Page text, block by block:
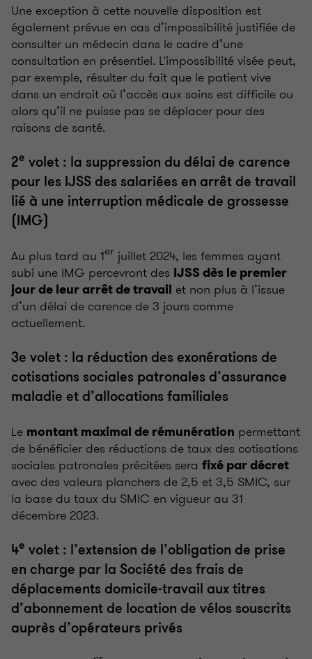
Une exception à cette nouvelle disposition est
également prévue en cas d’impossibilité justifiée de
consulter un médecin dans le cadre d’une
consultation en présentiel. L'impossibilité visée peut,
par exemple, résulter du fait que le patient vive
dans un endroit où l’accès aux soins est difficile ou
alors qu’il ne puisse pas se déplacer pour des
raisons de santé.
2e volet : la suppression du délai de carence
pour les IJSS des salariées en arrêt de travail
lié à une interruption médicale de grossesse
(IMG)
Au plus tard au 1er juillet 2024, les femmes ayant
subi une IMG percevront des IJSS dès le premier
jour de leur arrêt de travail et non plus à l’issue
d’un délai de carence de 3 jours comme
actuellement.
3e volet : la réduction des exonérations de
cotisations sociales patronales d’assurance
maladie et d’allocations familiales
Le montant maximal de rémunération permettant
de bénéficier des réductions de taux des cotisations
sociales patronales précitées sera fixé par décret
avec des valeurs planchers de 2,5 et 3,5 SMIC, sur
la base du taux du SMIC en vigueur au 31
décembre 2023.
4e volet : l’extension de l’obligation de prise
en charge par la Société des frais de
déplacements domicile-travail aux titres
d’abonnement de location de vélos souscrits
auprès d’opérateurs privés